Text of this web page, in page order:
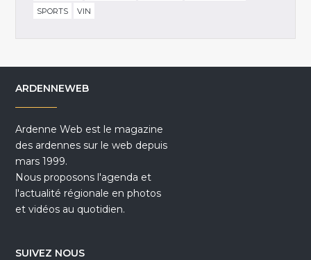
SPORTS
VIN
ARDENNEWEB
Ardenne Web est le magazine
des ardennes sur le web depuis
mars 1999.
Nous proposons l'agenda et
l'actualité régionale en photos
et vidéos au quotidien.
SUIVEZ NOUS